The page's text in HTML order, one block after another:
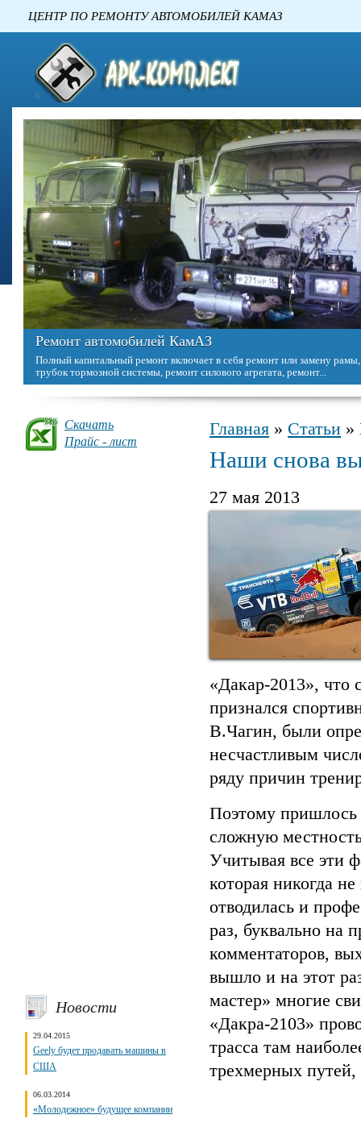
ЦЕНТР ПО РЕМОНТУ
Ремонт двигателей КАМАЗ
Двигатель – это сердце любого автомобиля. Однако в отличие от
можно восстановить, сделав капремонт.
Скачать
Прайс - лист
Новости
29.04.2015
Geely будет продавать машины в
США
06.03.2014
«Молодежное» будущее компании
Вы здесь
Главная » Статьи »
Наши снова
27 мая 2013
«Дакар-2013», что
признался
В.Чагин, были
несчастливым
ряду причин
Поэтому пришлось
сложную
Учитывая все эти
которая никогда
отводилась и
раз, буквально на
комментаторов,
вышло и на этот
мастер» многие
«Дакра-2103»
трасса там
трехмерных